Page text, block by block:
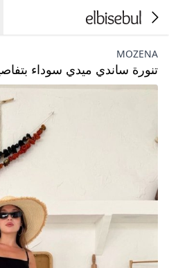
MOZENA
تنورة ساندي ميدي سوداء